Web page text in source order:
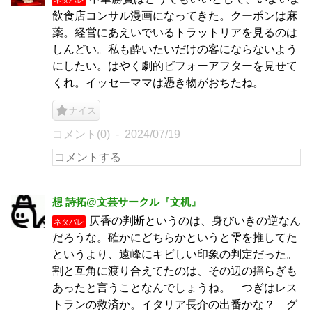
飲食店コンサル漫画になってきた。クーポンは麻
薬。経営にあえいでいるトラットリアを見るのは
しんどい。私も酔いたいだけの客にならないよう
にしたい。はやく劇的ビフォーアフターを見せて
くれ。イッセーママは憑き物がおちたね。
ナイス
コメント(0) 2024/07/19
想 詩拓@文芸サークル『文机』
ネタバレ
仄香の判断というのは、身びいきの逆なん
だろうな。確かにどちらかというと雫を推してた
というより、遠峰にキビしい印象の判定だった。
割と互角に渡り合えてたのは、その辺の揺らぎも
あったと言うことなんでしょうね。 つぎはレス
トランの救済か。イタリア長介の出番かな？ グ